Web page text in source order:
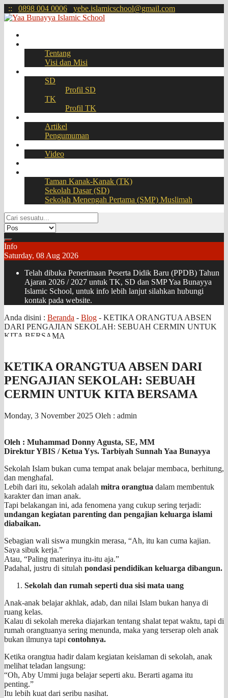
:: 0898 004 0006 yebe.islamicschool@gmail.com
Tentang
Visi dan Misi
SD
Profil SD
TK
Profil TK
Artikel
Pengumuman
Video
Taman Kanak-Kanak (TK)
Sekolah Dasar (SD)
Sekolah Menengah Pertama (SMP) Muslimah
Info
Saturday, 08 Aug 2026
Telah dibuka Penerimaan Peserta Didik Baru (PPDB) Tahun
Ajaran 2026 / 2027 untuk TK, SD dan SMP Yaa Bunayya
Islamic School, untuk info lebih lanjut silahkan hubungi
kontak pada website.
Anda disini : Beranda - Blog - KETIKA ORANGTUA ABSEN
DARI PENGAJIAN SEKOLAH: SEBUAH CERMIN UNTUK
KITA BERSAMA
KETIKA ORANGTUA ABSEN DARI
PENGAJIAN SEKOLAH: SEBUAH
CERMIN UNTUK KITA BERSAMA
Monday, 3 November 2025 Oleh : admin
Oleh : Muhammad Donny Agusta, SE, MM
Direktur YBIS / Ketua Yys. Tarbiyah Sunnah Yaa Bunayya
Sekolah Islam bukan cuma tempat anak belajar membaca, berhitung,
dan menghafal.
Lebih dari itu, sekolah adalah mitra orangtua dalam membentuk
karakter dan iman anak.
Tapi belakangan ini, ada fenomena yang cukup sering terjadi:
undangan kegiatan parenting dan pengajian keluarga islami
diabaikan.
Sebagian wali siswa mungkin merasa, “Ah, itu kan cuma kajian.
Saya sibuk kerja.”
Atau, “Paling materinya itu-itu aja.”
Padahal, justru di situlah pondasi pendidikan keluarga dibangun.
Sekolah dan rumah seperti dua sisi mata uang
Anak-anak belajar akhlak, adab, dan nilai Islam bukan hanya di
ruang kelas.
Kalau di sekolah mereka diajarkan tentang shalat tepat waktu, tapi di
rumah orangtuanya sering menunda, maka yang terserap oleh anak
bukan ilmunya tapi contohnya.
Ketika orangtua hadir dalam kegiatan keislaman di sekolah, anak
melihat teladan langsung:
“Oh, Aby Ummi juga belajar seperti aku. Berarti agama itu
penting.”
Itu lebih kuat dari seribu nasihat.